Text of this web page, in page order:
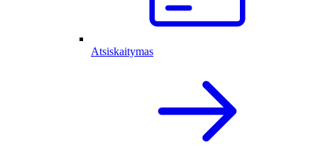
Atsiskaitymas